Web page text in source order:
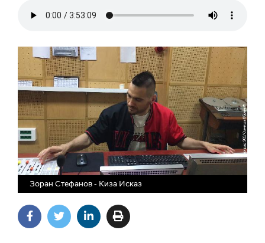
Зоран Стефанов - Киза Исказ